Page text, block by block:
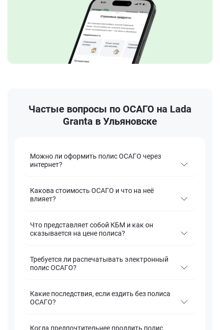
Частые вопросы по ОСАГО на Lada
Granta в Ульяновске
Можно ли оформить полис ОСАГО через
интернет?
Какова стоимость ОСАГО и что на неё
влияет?
Что представляет собой КБМ и как он
сказывается на цене полиса?
Требуется ли распечатывать электронный
полис ОСАГО?
Какие последствия, если ездить без полиса
ОСАГО?
Когда предпочтительнее продлить полис